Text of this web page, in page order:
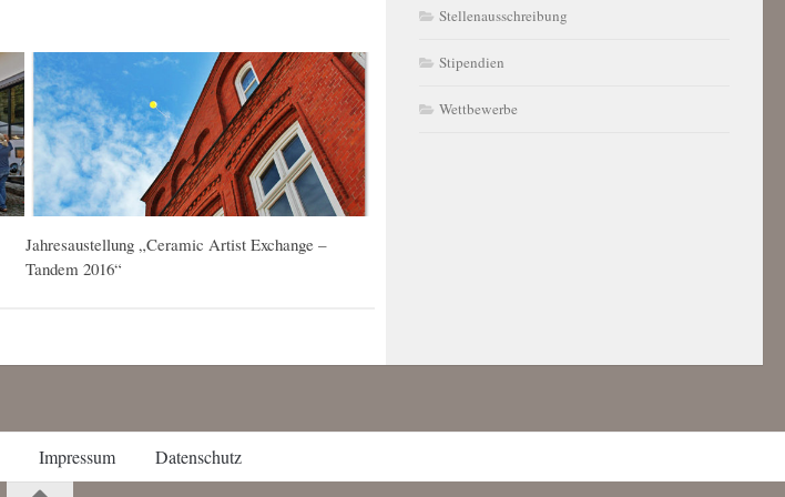
Jahresaustellung „Ceramic Artist Exchange –
Tandem 2016“
Stellenausschreibung
Stipendien
Wettbewerbe
Impressum Datenschutz